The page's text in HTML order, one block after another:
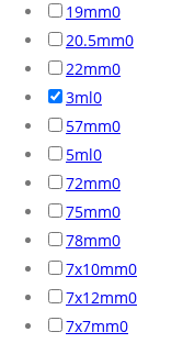
19mm0
20.5mm0
22mm0
3ml0
57mm0
5ml0
72mm0
75mm0
78mm0
7x10mm0
7x12mm0
7x7mm0